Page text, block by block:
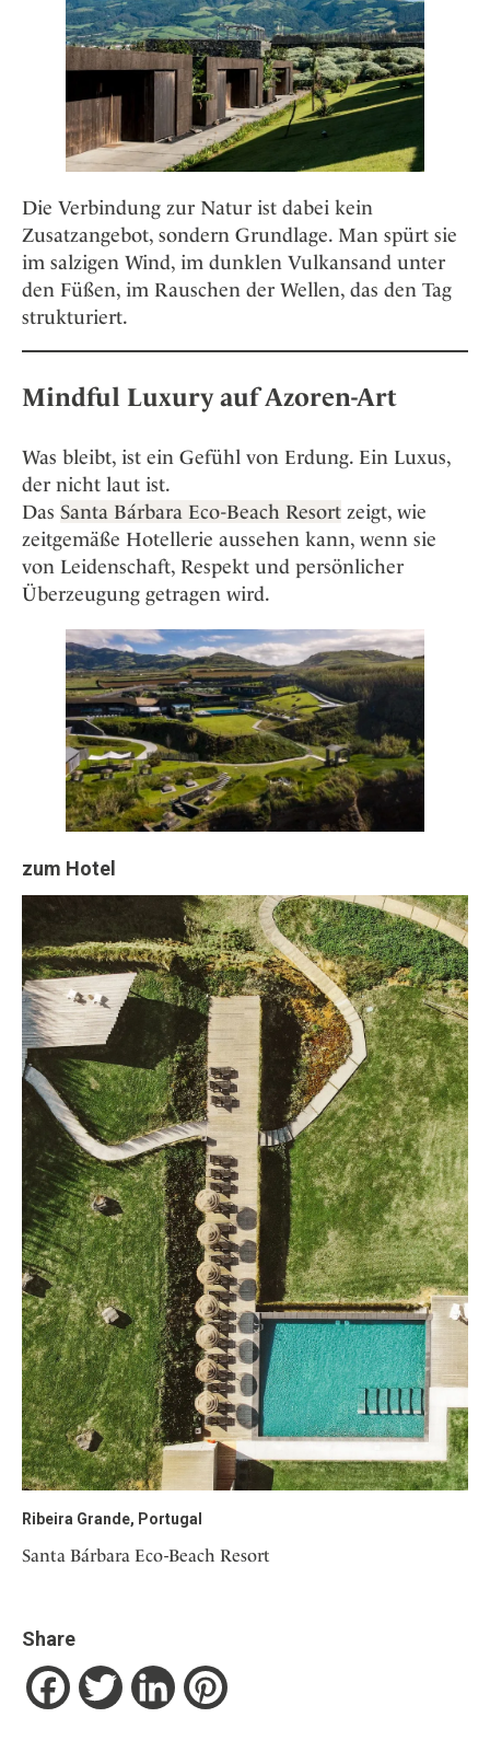
Die Verbindung zur Natur ist dabei kein
Zusatzangebot, sondern Grundlage. Man spürt sie
im salzigen Wind, im dunklen Vulkansand unter
den Füßen, im Rauschen der Wellen, das den Tag
strukturiert.
Mindful Luxury auf Azoren-Art
Was bleibt, ist ein Gefühl von Erdung. Ein Luxus,
der nicht laut ist.
Das Santa Bárbara Eco-Beach Resort zeigt, wie
zeitgemäße Hotellerie aussehen kann, wenn sie
von Leidenschaft, Respekt und persönlicher
Überzeugung getragen wird.
zum Hotel
Ribeira Grande, Portugal
Santa Bárbara Eco-Beach Resort
Share
FacebookTwitter LinkedIn